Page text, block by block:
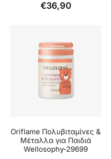
€36,90
Oriflame Πολυβιταμίνες &
Μέταλλα για Παιδιά
Wellosophy-29699